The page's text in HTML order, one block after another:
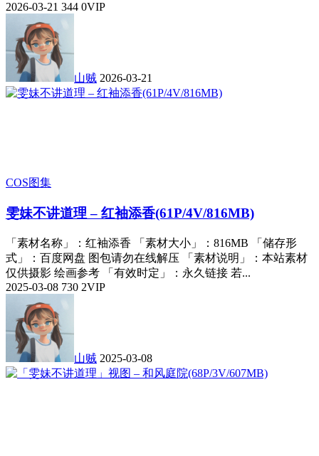
2026-03-21 344 0VIP
山贼 2026-03-21
COS图集
雯妹不讲道理 – 红袖添香(61P/4V/816MB)
「素材名称」：红袖添香 「素材大小」：816MB 「储存形
式」：百度网盘 图包请勿在线解压 「素材说明」：本站素材
仅供摄影 绘画参考 「有效时定」：永久链接 若...
2025-03-08 730 2VIP
山贼 2025-03-08